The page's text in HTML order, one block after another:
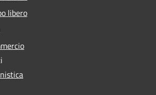
libero